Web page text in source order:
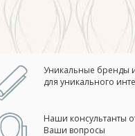
Уникальные бренды
для уникального
Наши консультанты
Ваши вопросы